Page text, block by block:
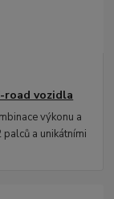
road vozidla
výkonu a
a unikátními